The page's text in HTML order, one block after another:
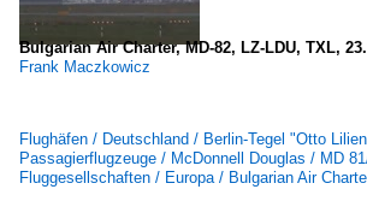
Bulgarian Air Charter, MD-82, LZ-LDU, TXL,
Frank Maczkowicz
Flughäfen / Deutschland / Berlin-Tegel "Otto
Passagierflugzeuge / McDonnell Douglas / MD
Fluggesellschaften / Europa / Bulgarian Air